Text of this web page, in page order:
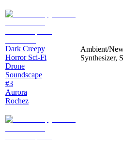
Dark Creepy
Horror Sci-Fi
Drone
Soundscape
#3
Aurora
Rochez
Ambient/
Synthesizer,